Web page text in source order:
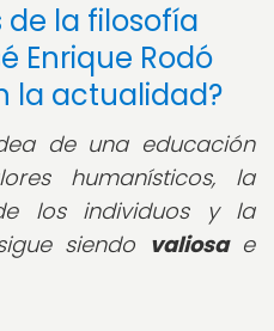
de la filosofía
Enrique Rodó
la actualidad?
de una educación
humanísticos, la
los individuos y la
siendo valiosae